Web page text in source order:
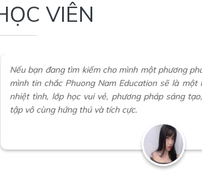
VIÊN
Nếu bạn đang tìm kiếm cho mình một phương
mình tin chắc Phuong Nam Education sẽ là
nhiệt tình, lớp học vui vẻ, phương pháp sáng
tập vô cùng hứng thú và tích cực.